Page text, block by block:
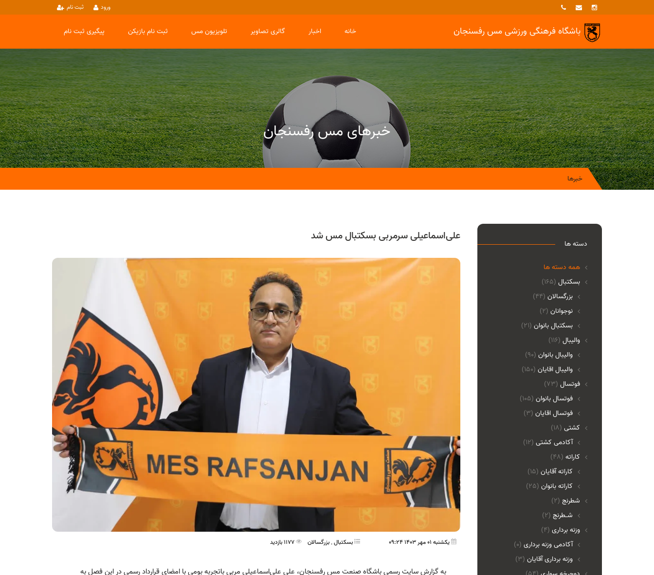
ثبت نام ورود
باشگاه فرهنگی ورزشیمس رفسنجان پیگیری ثبت نام ثبت نام بازیکن تلویزیون مس گالری تصاویر اخبار خانه
خبرهای مس رفسنجان
خبرها
علی‌اسماعیلی سرمربی بسکتبال مس شد
یکشنبه 01 مهر 1403 09:24 بسکتبال,بزرگسالان 1177 بازدید
به گزارش سایت رسمی باشگاه صنعت مس رفسنجان، علی علی‌اسماعیلی مربی باتجربه بومی با امضای قرارداد رسمی در این فصل به
دسته ها
همه دسته ها
(165) بسکتبال
بزرگسالان (44)
نوجوانان (2)
بسکتبال بانوان (21)
(116) والیبال
واليبال بانوان (90)
واليبال اقايان (150)
(73) فوتسال
فوتسال بانوان (105)
فوتسال اقايان (3)
(18) کشتی
آکادمی کشتی (12)
(48) کاراته
کاراته آقایان (15)
کاراته بانوان (25)
(2) شطرنج
شـطرنج (2)
(4) وزنه برداری
آکادمی وزنه برداری (0)
وزنه برداری آقایان (3)